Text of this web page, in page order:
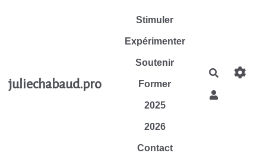
juliechabaud.pro
Stimuler
Expérimenter
Soutenir
Former
2025
2026
Contact
Rechercher